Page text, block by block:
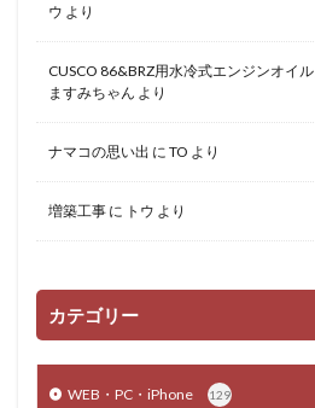
ウ より
CUSCO 86&BRZ用水冷式エンジンオイ
ますみちゃん より
ナマコの思い出 に TO より
増築工事 に トウ より
カテゴリー
WEB・PC・iPhone 129